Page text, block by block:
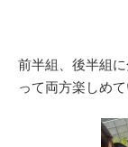
前半組、後半組
って両方楽しめ